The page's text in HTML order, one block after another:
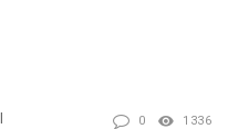
0 1336